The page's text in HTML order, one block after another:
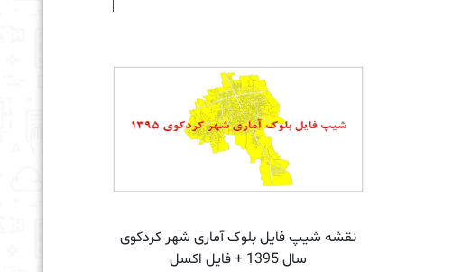
نقشه شیپ فایل بلوک آماری شهر کردکوی
سال 1395 + فايل اكسل